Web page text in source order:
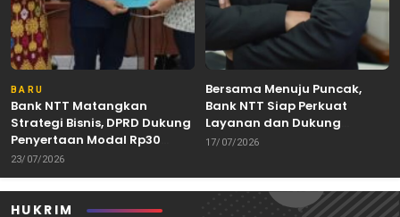
BARU
Bank NTT Matangkan
Strategi Bisnis, DPRD Dukung
Penyertaan Modal Rp30
Miliar
23/07/2026
Bersama Menuju Puncak,
Bank NTT Siap Perkuat
Layanan dan Dukung
Pertumbuhan Ekonomi NTT
17/07/2026
HUKRIM